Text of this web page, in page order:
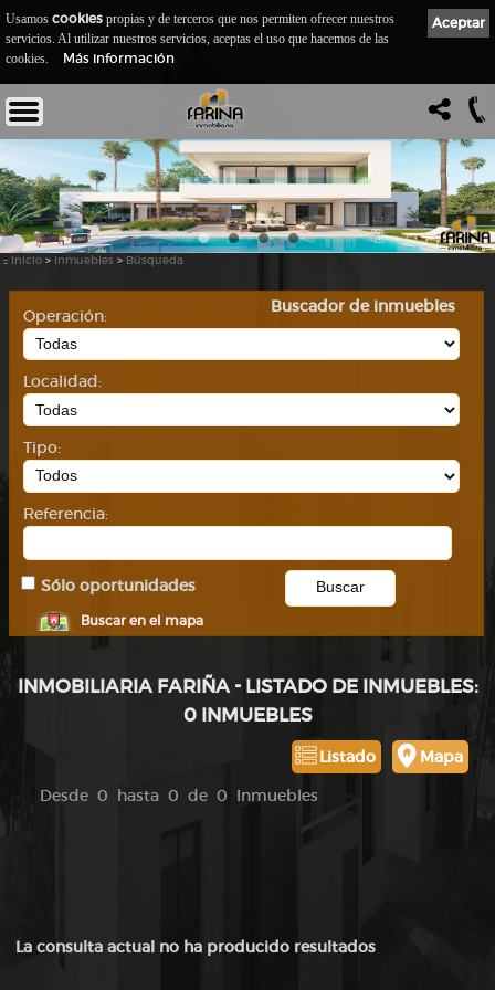
:: Inicio > Inmuebles > Búsqueda
Buscador de inmuebles
Operación:
Localidad:
Tipo:
Referencia:
Sólo oportunidades
Buscar en el mapa
INMOBILIARIA FARIÑA - LISTADO DE INMUEBLES:
0 INMUEBLES
Mapa
Listado
Desde 0 hasta 0 de 0 Inmuebles
La consulta actual no ha producido resultados
Aceptar
Usamos cookies propias y de terceros que nos permiten ofrecer nuestros
servicios. Al utilizar nuestros servicios, aceptas el uso que hacemos de las
cookies.
Más información